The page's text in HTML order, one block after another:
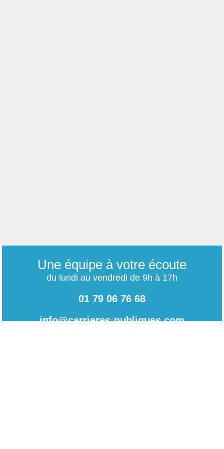
Une équipe à votre écoute
du lundi au vendredi de 9h à 17h
01 79 06 76 68
info@carrieres-publiques.com